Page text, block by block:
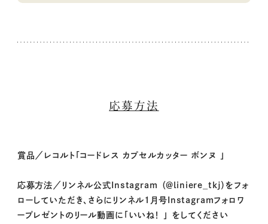
応募方法
賞品／レコルト「コードレス カプセルカッター ボンヌ 」
応募方法／リンネル公式Instagram （＠liniere_tkj）をフォ
ローしていただき、さらにリンネル1月号Instagramフォロワ
ープレゼントのリール動画に「いいね！ 」 をしてください